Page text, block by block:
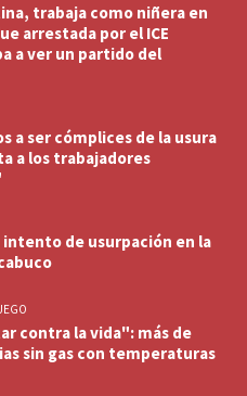
trabaja como niñera en
arrestada por el ICE
a ver un partido del
a ser cómplices de la usura
a los trabajadores
intento de usurpación en la
contra la vida": más de
sin gas con temperaturas